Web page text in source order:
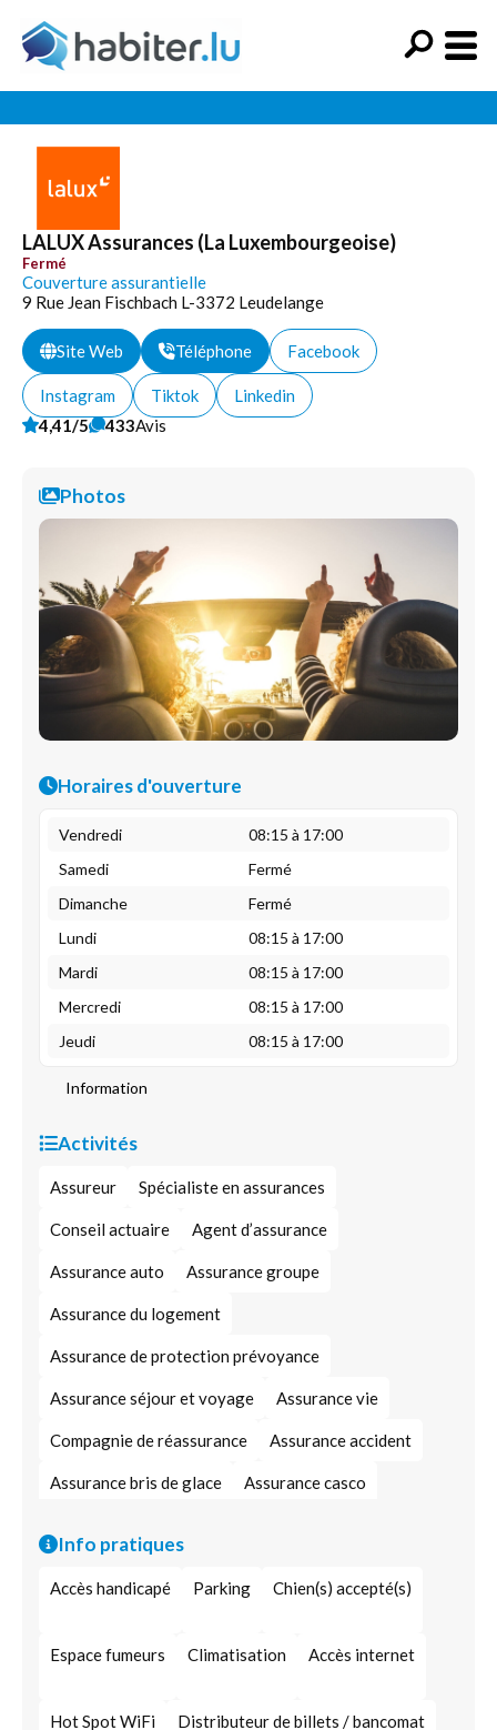
LALUX Assurances (La Luxembourgeoise)
Fermé
Couverture assurantielle
9 Rue Jean Fischbach L-3372 Leudelange
Site Web Téléphone Facebook
Instagram Tiktok
Linkedin
4,41/5
433Avis
Photos
Horaires d'ouverture
Vendredi
08:15 à 17:00
Samedi
Fermé
Dimanche
Fermé
Lundi
08:15 à 17:00
Mardi
08:15 à 17:00
Mercredi
08:15 à 17:00
Jeudi
08:15 à 17:00
Information
Activités
Assureur Spécialiste en assurances
Conseil actuaire Agent d’assurance
Assurance auto Assurance groupe
Assurance du logement
Assurance de protection prévoyance
Assurance séjour et voyage Assurance vie
Compagnie de réassurance Assurance accident
Assurance bris de glace Assurance casco
Assurance pour activités de loisirs
Info pratiques
Accès handicapé Parking Chien(s) accepté(s)
Espace fumeurs Climatisation Accès internet
Hot Spot WiFi Distributeur de billets / bancomat